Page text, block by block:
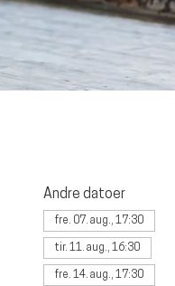
Andre datoer
fre. 07. aug., 17:30
tir. 11. aug., 16:30
fre. 14. aug., 17:30